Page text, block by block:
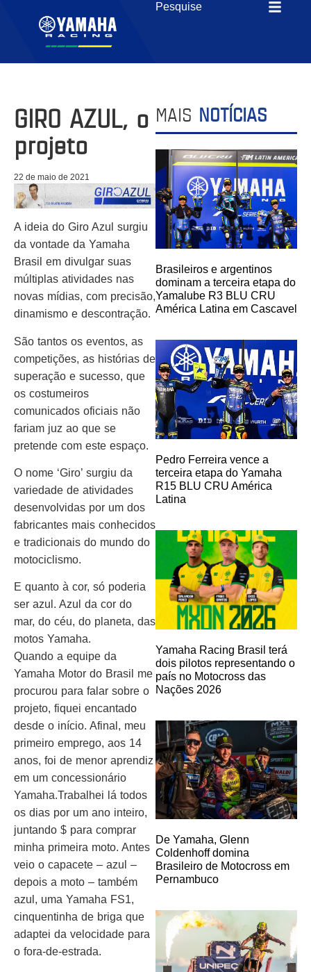
GIRO AZUL, o
projeto
22 de maio de 2021
A ideia do Giro Azul surgiu
da vontade da Yamaha
Brasil em divulgar suas
múltiplas atividades nas
novas mídias, com precisão,
dinamismo e descontração.
São tantos os eventos, as
competições, as histórias de
superação e sucesso, que
os costumeiros
comunicados oficiais não
fariam juz ao que se
pretende com este espaço.
O nome ‘Giro’ surgiu da
variedade de atividades
desenvolvidas por um dos
fabricantes mais conhecidos
e tradicionais do mundo do
motociclismo.
E quanto à cor, só poderia
ser azul. Azul da cor do
mar, do céu, do planeta, das
motos Yamaha.
Quando a equipe da
Yamaha Motor do Brasil me
procurou para falar sobre o
projeto, fiquei encantado
desde o início. Afinal, meu
primeiro emprego, aos 14
anos, foi de menor aprendiz
em um concessionário
Yamaha.Trabalhei lá todos
os dias por um ano inteiro,
juntando $ para comprar
minha primeira moto. Antes
veio o capacete – azul –
depois a moto – também
azul, uma Yamaha FS1,
cinquentinha de briga que
adaptei da velocidade para
o fora-de-estrada.
MAIS NOTÍCIAS
Brasileiros e argentinos
dominam a terceira etapa do
Yamalube R3 BLU CRU
América Latina em Cascavel
Pedro Ferreira vence a
terceira etapa do Yamaha
R15 BLU CRU América
Latina
Yamaha Racing Brasil terá
dois pilotos representando o
país no Motocross das
Nações 2026
De Yamaha, Glenn
Coldenhoff domina
Brasileiro de Motocross em
Pernambuco